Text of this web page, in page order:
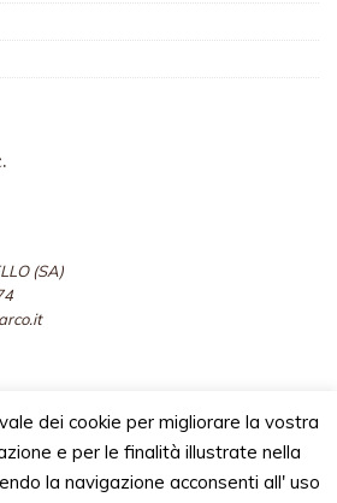
(SA)
RISERVATI - CASA VINICOLA ETTORE
dei cookie per migliorare la vostra
e per le finalità illustrate nella
la navigazione acconsenti all' uso